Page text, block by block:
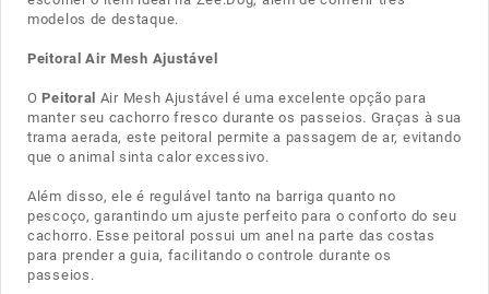
modelos de destaque.
Peitoral Air Mesh Ajustável
OPeitoral Air Mesh Ajustável é uma excelente opção para
manter seu cachorro fresco durante os passeios. Graças à sua
trama aerada, este peitoral permite a passagem de ar, evitando
que o animal sinta calor excessivo.
Além disso, ele é regulável tanto na barriga quanto no
pescoço, garantindo um ajuste perfeito para o conforto do seu
cachorro. Esse peitoral possui um anel na parte das costas
para prender a guia, facilitando o controle durante os
passeios.